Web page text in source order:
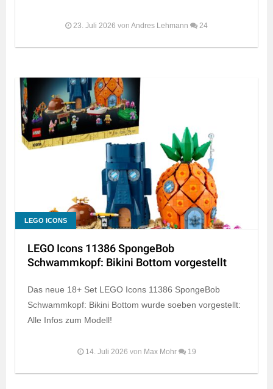
23. Juli 2026 von Andres Lehmann 24
LEGO ICONS
LEGO Icons 11386 SpongeBob
Schwammkopf: Bikini Bottom vorgestellt
Das neue 18+ Set LEGO Icons 11386 SpongeBob
Schwammkopf: Bikini Bottom wurde soeben vorgestellt:
Alle Infos zum Modell!
14. Juli 2026 von Max Mohr 19